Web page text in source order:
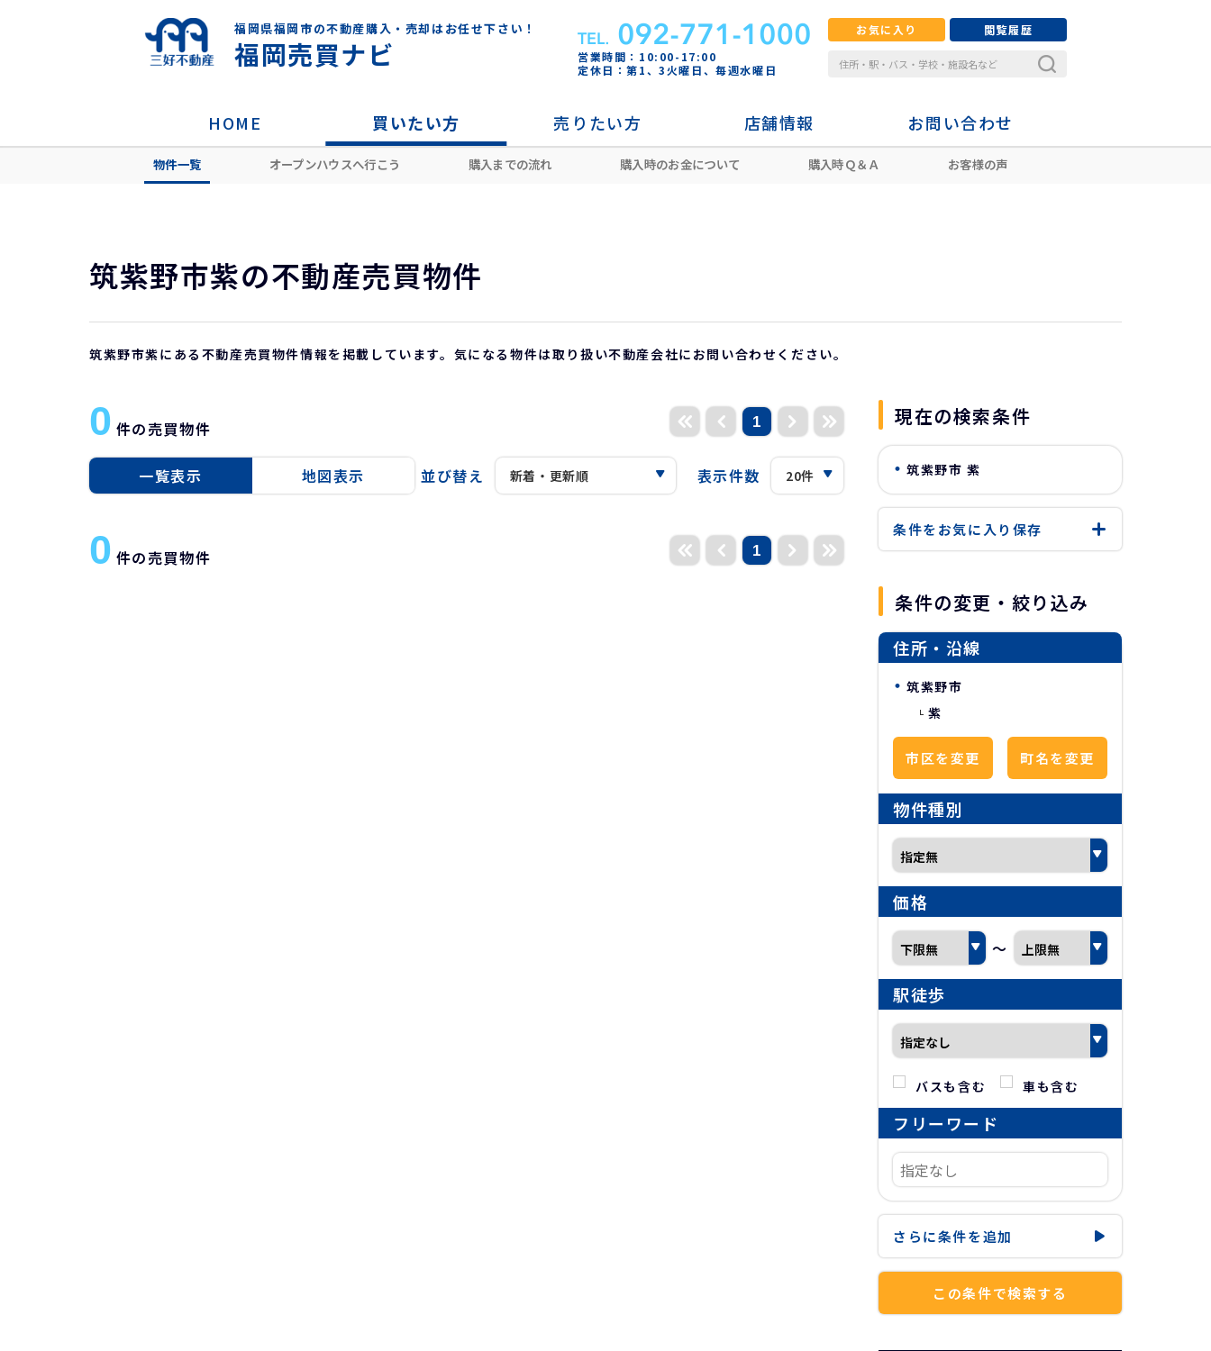
福岡県福岡市の不動産購入・売却はお任せ下さい！
福岡売買ナビ
営業時間：10:00-17:00
定休日：第1、3火曜日、毎週水曜日
お気に入り 閲覧履歴
HOME 買いたい方 売りたい方 店舗情報 お問い合わせ
HOME 住所から探す 筑紫野市 紫
物件一覧 オープンハウスへ行こう 購入までの流れ 購入時のお金について 購入時Ｑ＆Ａ お客様の声
筑紫野市紫の不動産売買物件
筑紫野市紫にある不動産売買物件情報を掲載しています。気になる物件は取り扱い不動産会社にお問い合わせください。
0 件の売買物件
一覧表示 地図表示
1
並び替え 表示件数
0 件の売買物件 1
現在の検索条件
筑紫野市 紫
条件をお気に入り 保存
条件の変更・絞り込み
住所・沿線
筑紫野市
紫
市区を変更 町名を変更
物件種別
価格
～
駅徒歩
バスも含む 車も含む
フリーワード
さらに条件を追加
この条件で検索する